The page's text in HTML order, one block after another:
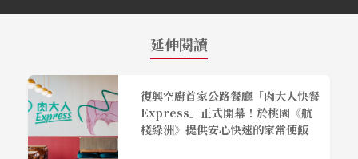
延伸閱讀
復興空廚首家公路餐廳「肉大人快餐
Express」正式開幕！於桃園《航
棧綠洲》提供安心快速的家常便飯